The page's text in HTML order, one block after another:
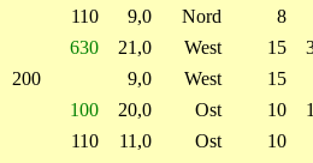
110 9,0 Nord
8
630 21,0 West 15
200 9,0 West
15
100 20,0 Ost 10
110 11,0 Ost 10